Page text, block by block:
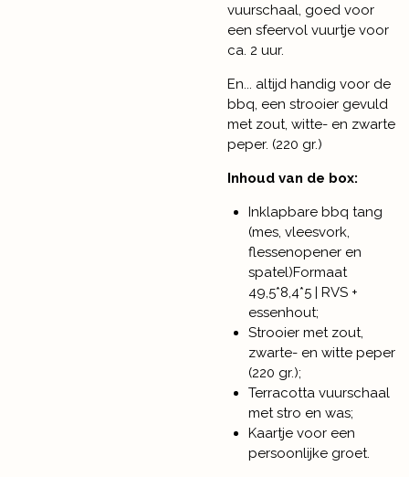
vuurschaal, goed voor
een sfeervol vuurtje voor
ca. 2 uur.
En... altijd handig voor de
bbq, een strooier gevuld
met zout, witte- en zwarte
peper. (220 gr.)
Inhoud van de box:
Inklapbare bbq tang
(mes, vleesvork,
flessenopener en
spatel)Formaat
49,5*8,4*5 | RVS +
essenhout;
Strooier met zout,
zwarte- en witte peper
(220 gr.);
Terracotta vuurschaal
met stro en was;
Kaartje voor een
persoonlijke groet.